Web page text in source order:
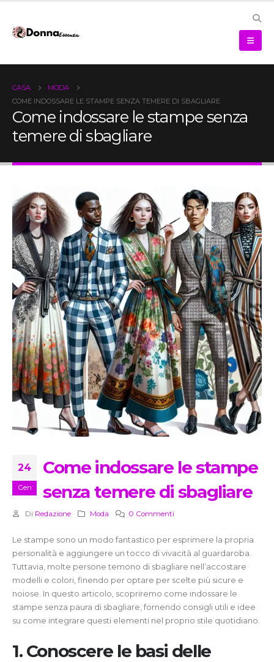
CASA
MODA
COME INDOSSARE LE STAMPE SENZA TEMERE DI SBAGLIARE
Come indossare le stampe senza
temere di sbagliare
24
Gen
Come indossare le stampe
senza temere di sbagliare
Di Redazione Moda 0 Commenti
Le stampe sono un modo fantastico per esprimere la propria
personalità e aggiungere un tocco di vivacità al guardaroba.
Tuttavia, molte persone temono di sbagliare nell’accostare
modelli e colori, finendo per optare per scelte più sicure e
noiose. In questo articolo, scopriremo come indossare le
stampe senza paura di sbagliare, fornendo consigli utili e idee
su come integrare questi elementi nel proprio stile quotidiano.
1. Conoscere le basi delle